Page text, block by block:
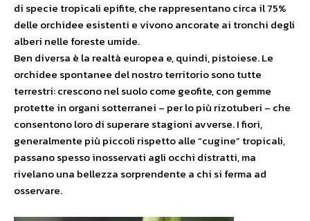
di specie tropicali epifite, che rappresentano circa il 75%
delle orchidee esistenti e vivono ancorate ai tronchi degli
alberi nelle foreste umide.
Ben diversa è la realtà europea e, quindi, pistoiese. Le
orchidee spontanee del nostro territorio sono tutte
terrestri: crescono nel suolo come geofite, con gemme
protette in organi sotterranei – per lo più rizotuberi – che
consentono loro di superare stagioni avverse. I fiori,
generalmente più piccoli rispetto alle “cugine” tropicali,
passano spesso inosservati agli occhi distratti, ma
rivelano una bellezza sorprendente a chi si ferma ad
osservare.